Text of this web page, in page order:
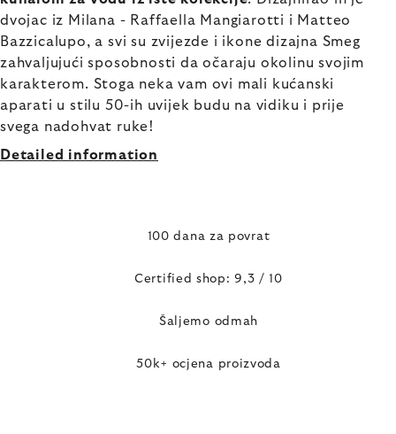
dvojac iz Milana - Raffaella Mangiarotti i Matteo
Bazzicalupo, a svi su zvijezde i ikone dizajna Smeg
zahvaljujući sposobnosti da očaraju okolinu svojim
karakterom. Stoga neka vam ovi mali kućanski
aparati u stilu 50-ih uvijek budu na vidiku i prije
svega nadohvat ruke!
Detailed information
100 dana za povrat
Certified shop: 9,3 / 10
Šaljemo odmah
50k+ ocjena proizvoda